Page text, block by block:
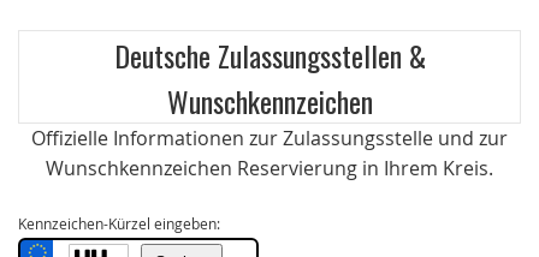
Deutsche Zulassungsstellen &
Wunschkennzeichen
Offizielle Informationen zur Zulassungsstelle und zur
Wunschkennzeichen Reservierung in Ihrem Kreis.
Kennzeichen-Kürzel eingeben: